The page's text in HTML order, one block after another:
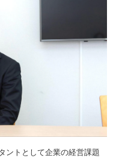
ントとして企業の経営課題